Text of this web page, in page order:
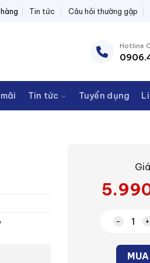
THANH CHÂU
Tin tức Câu hỏi thường gặp
Hotline
Tin tức Tuyển dụng
Bàn ủi